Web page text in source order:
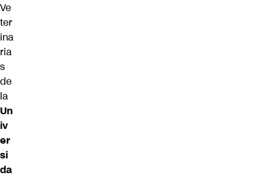
Ve
ter
ina
ria
s
de
la
Un
iv
er
si
da